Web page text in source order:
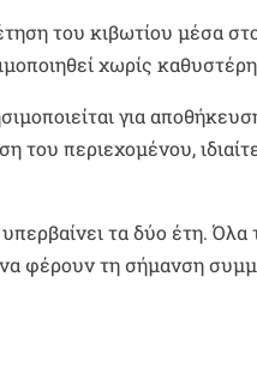
του κιβωτίου μέσα
χωρίς
για
του περιεχομένου,
τα δύο έτη. Όλα
φέρουν τη σήμανση